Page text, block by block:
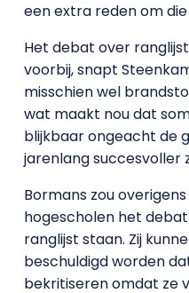
een extra reden om
Het debat over
voorbij, snapt
misschien wel
wat maakt nou dat
blijkbaar ongeacht de
jarenlang succesvoller
Bormans zou
hogescholen het
ranglijst staan. Zij
beschuldigd worden
bekritiseren omdat ze